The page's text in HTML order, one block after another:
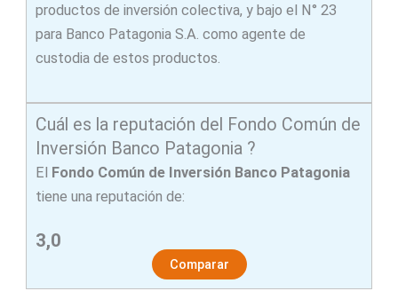
productos de inversión colectiva, y bajo el N° 23
para Banco Patagonia S.A. como agente de
custodia de estos productos.
Cuál es la reputación del Fondo Común de
Inversión Banco Patagonia ?
El
Fondo Común de Inversión Banco Patagonia
tiene una reputación de:
3,0
Comparar